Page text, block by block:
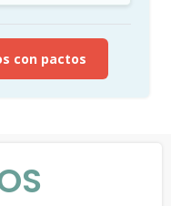
con pactos